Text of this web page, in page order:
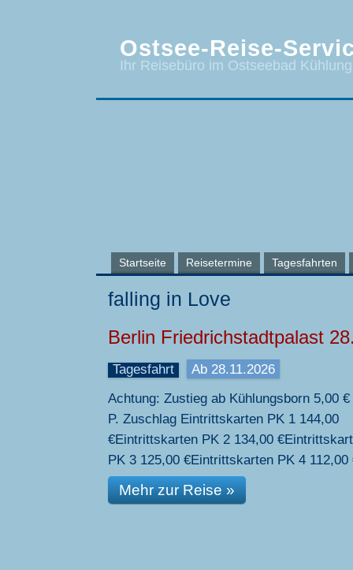
Ostsee-Reise-
Ihr Reisebüro im Ostseebad
Startseite Reisetermine Tagesfahrten
falling in Love
Berlin Friedrichstadtpalast
Tagesfahrt
Ab 28.11.2026
Achtung: Zustieg ab Kühlungsborn 5,00 €
P. Zuschlag Eintrittskarten PK 1 144,00
€Eintrittskarten PK 2 134,00
PK 3 125,00 €Eintrittskarten PK 4 112,00
Mehr zur Reise »